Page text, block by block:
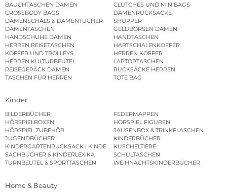
BAUCHTASCHEN DAMEN
CLUTCHES UND MINIBAGS
CROSSBODY BAGS
DAMENRUCKSÄCKE
DAMENSCHALS & DAMENTÜCHER
SHOPPER
DAMENTASCHEN
GELDBÖRSEN DAMEN
HANDSCHUHE DAMEN
HANDTASCHEN
HERREN REISETASCHEN
HARTSCHALENKOFFER
KOFFER UND TROLLEYS
HERREN KOFFER
HERREN KULTURBEUTEL
LAPTOPTASCHEN
REISEGEPÄCK DAMEN
RUCKSÄCKE HERREN
TASCHEN FÜR HERREN
TOTE BAG
Kinder
BILDERBÜCHER
FEDERMAPPEN
HÖRSPIELBOXEN
HÖRSPIEL FIGUREN
HÖRSPIEL ZUBEHÖR
JAUSENBOX & TRINKFLASCHEN
JUGENDBÜCHER
KINDERBÜCHER
KINDERGARTENRUCKSACK | KINDERGARTENBEUTEL
KUSCHELTIERE
SACHBÜCHER & KINDERLEXIKA
SCHULTASCHEN
TURNBEUTEL & SPORTTASCHEN
WEIHNACHTSKINDERBÜCHER
Home & Beauty